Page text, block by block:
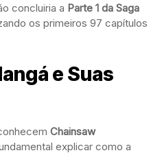
concluiria a Parte 1 da Saga
os primeiros 97 capítulos
e Suas
Chainsaw
explicar como a